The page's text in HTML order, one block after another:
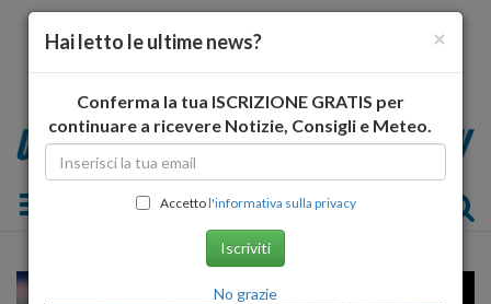
Toggle navigation
×
Hai letto le ultime news?
Conferma la tua ISCRIZIONE GRATIS per
continuare a ricevere Notizie, Consigli e Meteo.
Accettol'informativa sulla privacy
Iscriviti
No grazie